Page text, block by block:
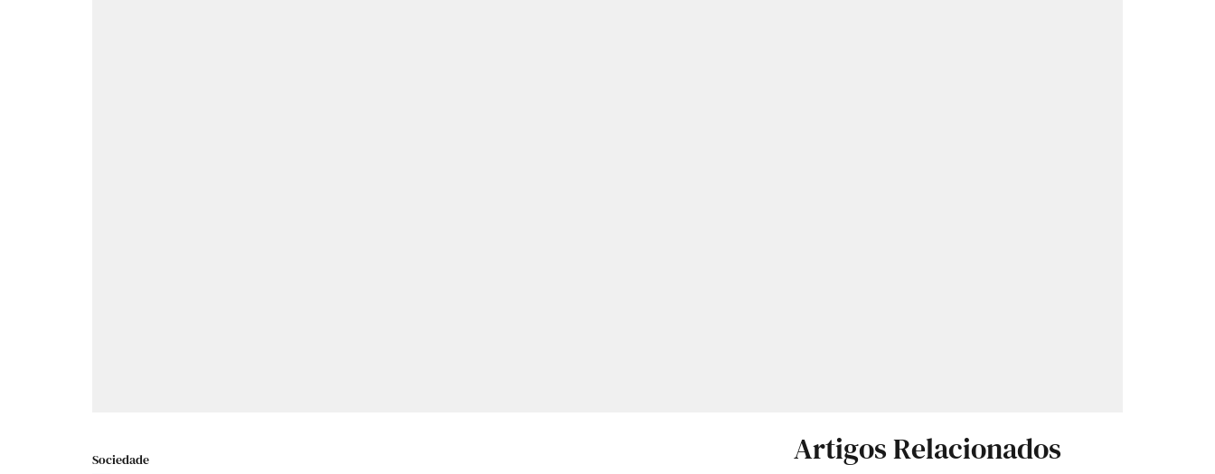
Sociedade Artigos Relacionados